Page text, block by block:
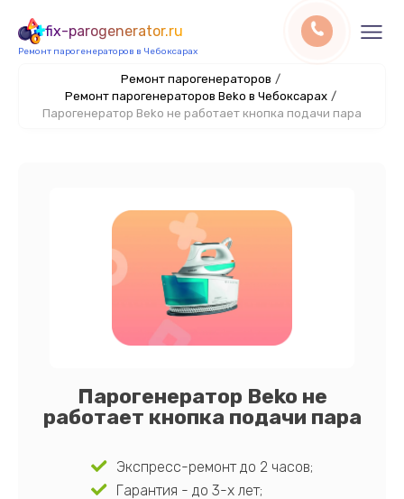
fix-parogenerator.ru
Ремонт парогенераторов в Чебоксарах
Ремонт парогенераторов /
Ремонт парогенераторов Beko в Чебоксарах /
Парогенератор Beko не работает кнопка подачи пара
Парогенератор Beko не
работает кнопка подачи пара
Экспресс-ремонт до 2 часов;
Гарантия - до 3-х лет;